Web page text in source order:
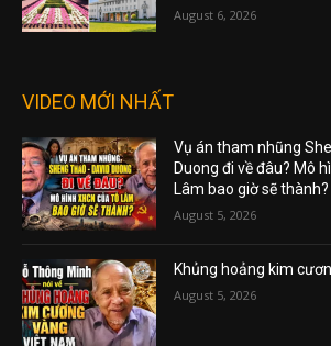
August 6, 2026
VIDEO MỚI NHẤT
Vụ án tham nhũng
Duong đi về đâu? Mô
Lâm bao giờ sẽ thành?
August 5, 2026
Khủng hoảng kim
August 5, 2026